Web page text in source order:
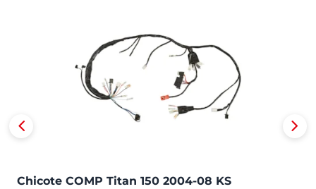
Chicote COMP Titan 150 2004-08 KS